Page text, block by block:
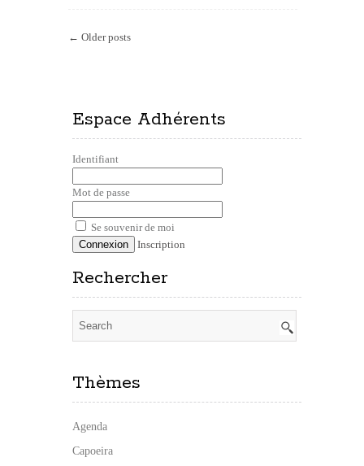
← Older posts
Espace Adhérents
Identifiant
Mot de passe
Se souvenir de moi
Inscription
Rechercher
Thèmes
Agenda
Capoeira